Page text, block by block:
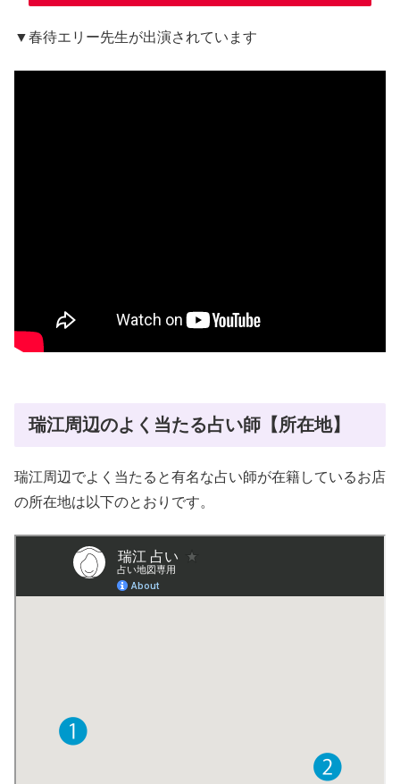
▼春待エリー先生が出演されています
瑞江周辺のよく当たる占い師【所在地】
瑞江周辺でよく当たると有名な占い師が在籍しているお店
の所在地は以下のとおりです。